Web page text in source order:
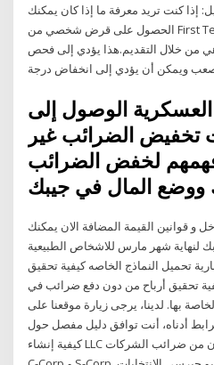
إذا كنت تريد معرفة ما إذا كان يمكنك
الحصول على قرض شخصي من First Tech Federal Credit Union ، فإن
من خلال التقديم.هذا يؤدي إلى فحص
ويمكن أن يؤدي إلى انخفاض درجة
العسكرية الوصول إلى
تخفيض الضرائب غير
فهمهم لخفض الضرائب
و قوانين القيمة المضافة الان يمكنك
لنهاية شهر مارس للاشخاص الطبيعية
تحميل النماذج الخاصه كيفية تحقيق
تحقيق أرباح من دون دفع ضرائب في
بها. لدينا، يرجى زيارة موقعنا على
أدناه، أنت توافق دليل مفصل حول
كيفية إنشاء LLC في ولاية نيو جيرسي هناك نوعان من ضرائب الشركات: